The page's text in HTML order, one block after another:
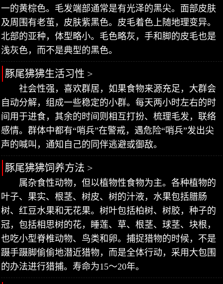
一的黄棕色。毛发端部通常是有光泽的黑尖。面部皮肤
及周围有老茧，皮肤紫黑色。皮毛着色上随地理变异。
北部的亚种，体型略小。毛色略灰，手和脚的皮毛也是
浅灰色，而不是典型的黑色。
豚尾狒狒生活习性 >
社会性强，喜欢群居，如果食物来源充足，大群会
自动分解，组成一些稳定的小群。每天两小时左右的时
间用于进食，其余的时间则相互打扮、梳理毛发，联络
感情。群体中都有“哨兵”在警戒，遇危险“哨兵”发出尖
声的喊叫，通知自己的同伴逃避或御敌。
豚尾狒狒饲养方法 >
属杂食性动物，但以植物性食物为主。各种植物的
叶子、果实、根茎、树皮、树的汁液，水果包括腊肠
树、红豆水果和无花果。树叶包括柏树、树胶，种子的
冠，包括相思树的花，睡莲、草、根茎、球茎、块根，
也吃小型脊椎动物、鸟类和卵。捕捉猎物的时候，不是
蹑手蹑脚偷偷地潜近猎物，而是全体行动，采用大包围
的办法进行猎捕。寿命为15～20年。